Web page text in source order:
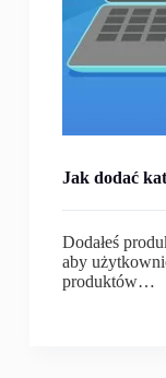
Jak dodać
Dodałeś
aby
produktów…